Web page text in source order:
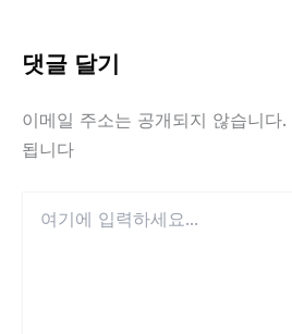
댓글 달기
이메일 주소는 공개되지 않습니다.
됩니다